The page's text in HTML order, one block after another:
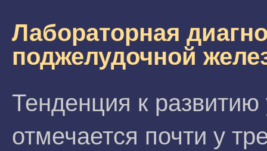
Лабораторная
поджелудочной
Тенденция к
отмечается почти у